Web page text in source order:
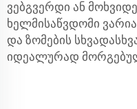
ვებგვერდი ან
ხელმისაწვდომი
და ზომების
იდეალურად